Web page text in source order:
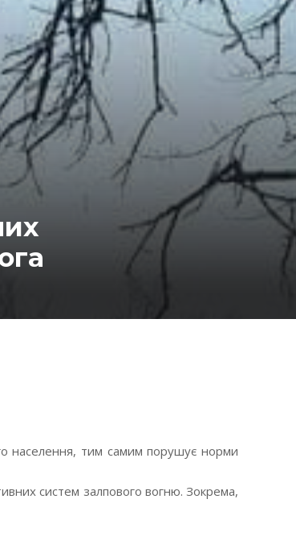
населення, тим самим порушує норми
систем залпового вогню. Зокрема,